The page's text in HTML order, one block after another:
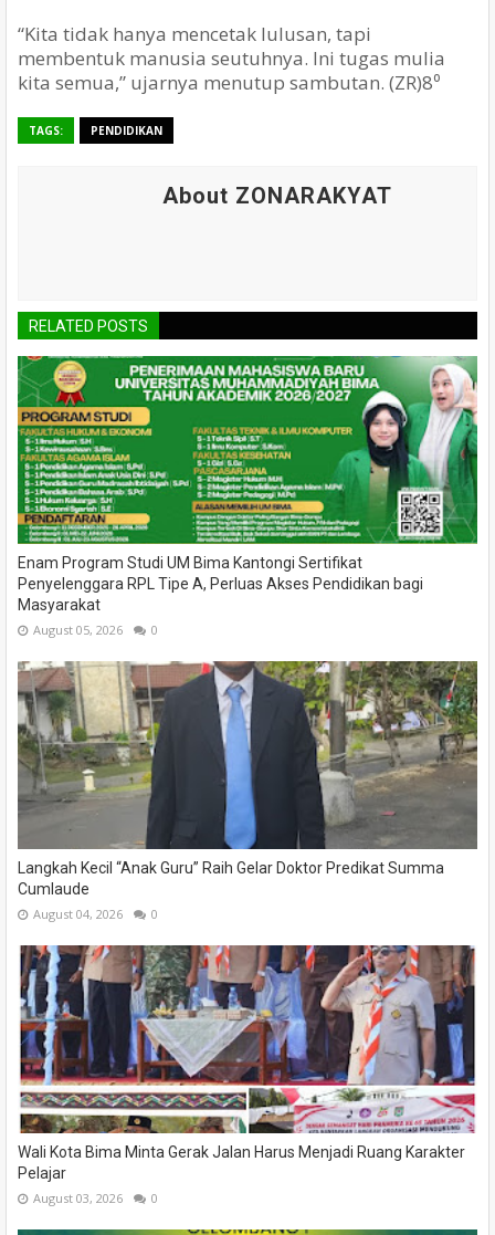
“Kita tidak hanya mencetak lulusan, tapi
membentuk manusia seutuhnya. Ini tugas mulia
kita semua,” ujarnya menutup sambutan. (ZR)8⁰
TAGS: PENDIDIKAN
About ZONARAKYAT
RELATED POSTS
Enam Program Studi UM Bima Kantongi Sertifikat
Penyelenggara RPL Tipe A, Perluas Akses Pendidikan bagi
Masyarakat
August 05, 2026 0
Langkah Kecil “Anak Guru” Raih Gelar Doktor Predikat Summa
Cumlaude
August 04, 2026 0
Wali Kota Bima Minta Gerak Jalan Harus Menjadi Ruang Karakter
Pelajar
August 03, 2026 0